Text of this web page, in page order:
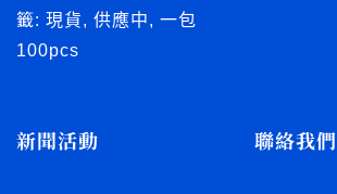
籤: 現貨, 供應中, 一包
100pcs
新聞活動 聯絡我們